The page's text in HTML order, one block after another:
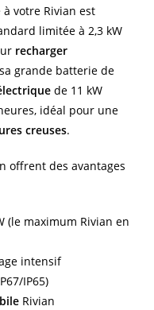
à votre Rivian est
limitée à 2,3 kW
recharger
grande batterie de
de 11 kW
idéal pour une
creuses.
offrent des avantages
(le maximum Rivian en
intensif
IP65)
Rivian